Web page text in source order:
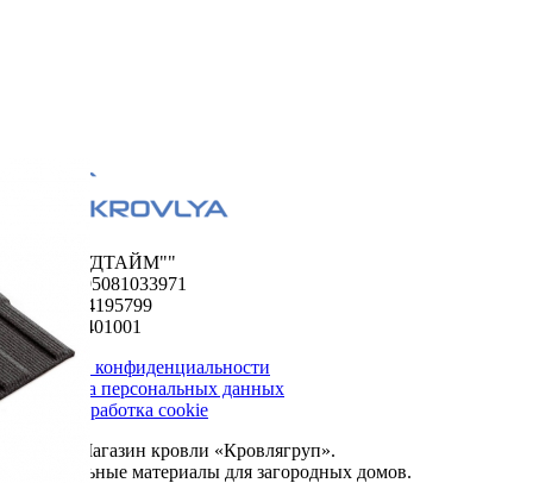
ООО "ФУДТАЙМ""
ОГРН 1195081033971
ИНН 5024195799
КПП 502401001
Политика конфиденциальности
Обработка персональных данных
Сбор и обработка cookie
© 2026. Магазин кровли «Кровлягруп».
Строительные материалы для загородных домов.